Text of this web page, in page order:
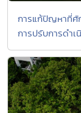
การแก้ปัญหาที่ศั
การปรับการดำเ